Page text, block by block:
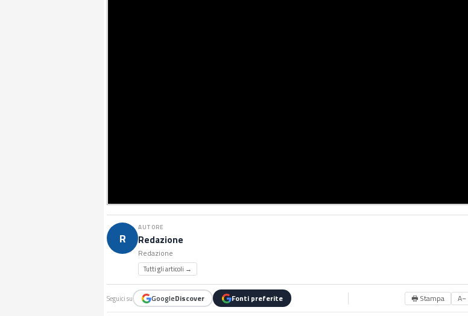
R
AUTORE
Redazione
Redazione
Tutti gli articoli →
Seguici su GoogleDiscover Fonti preferite 🖶 Stampa A−